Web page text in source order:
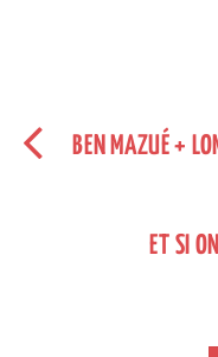
BEN MAZUÉ +
ET SI